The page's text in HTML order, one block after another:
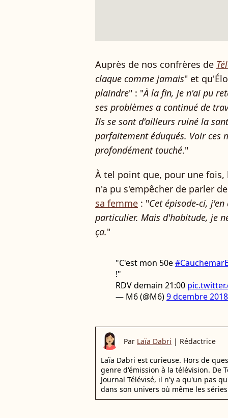
Auprès de nos confrères de
claque comme jamais" et
plaindre" : "À la fin, je n'ai pu
ses problèmes a continué de
Ils se sont d'ailleurs ruiné la
parfaitement éduqués. Voir ces
profondément touché."
À tel point que, pour une fois,
n'a pu s'empêcher de parler
sa femme : "Cet épisode-ci,
particulier. Mais d'habitude, je
ça."
"C'est mon 50e
!"
RDV demain 21:00
— M6 (@M6)9 dcembre 2018
Par Laïa Dabri | Rédactrice
Laïa Dabri est curieuse. Hors de
genre d'émission à la télévision. De
Journal Télévisé, il n'y a qu'un pas
dans son univers où même les